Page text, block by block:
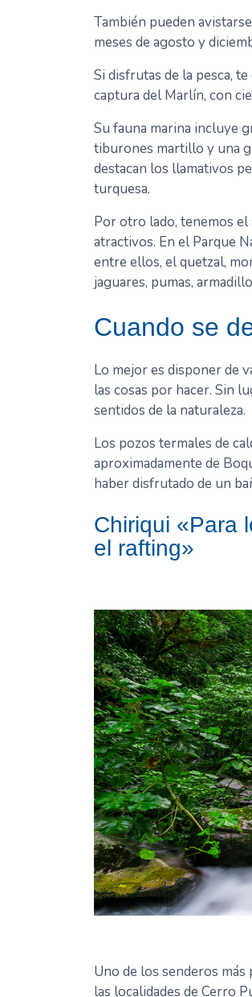
También pueden
meses de agosto y
Si disfrutas de la pesca,
captura del Marlín, con
Su fauna marina incluye
tiburones martillo y una
destacan los llamativos
turquesa.
Por otro lado, tenemos
atractivos. En el Parque
entre ellos, el quetzal,
jaguares, pumas,
Cuando se
Lo mejor es disponer de
las cosas por hacer. Sin
sentidos de la naturaleza.
Los pozos termales de
aproximadamente de
haber disfrutado de un
Chiriqui «Para
el rafting»
Uno de los senderos
las localidades de Cerro